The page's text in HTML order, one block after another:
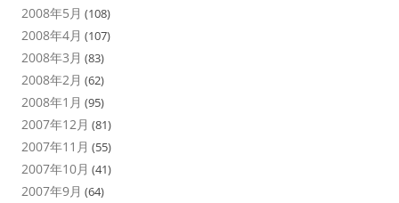
2008年5月 (108)
2008年4月 (107)
2008年3月 (83)
2008年2月 (62)
2008年1月 (95)
2007年12月 (81)
2007年11月 (55)
2007年10月 (41)
2007年9月 (64)